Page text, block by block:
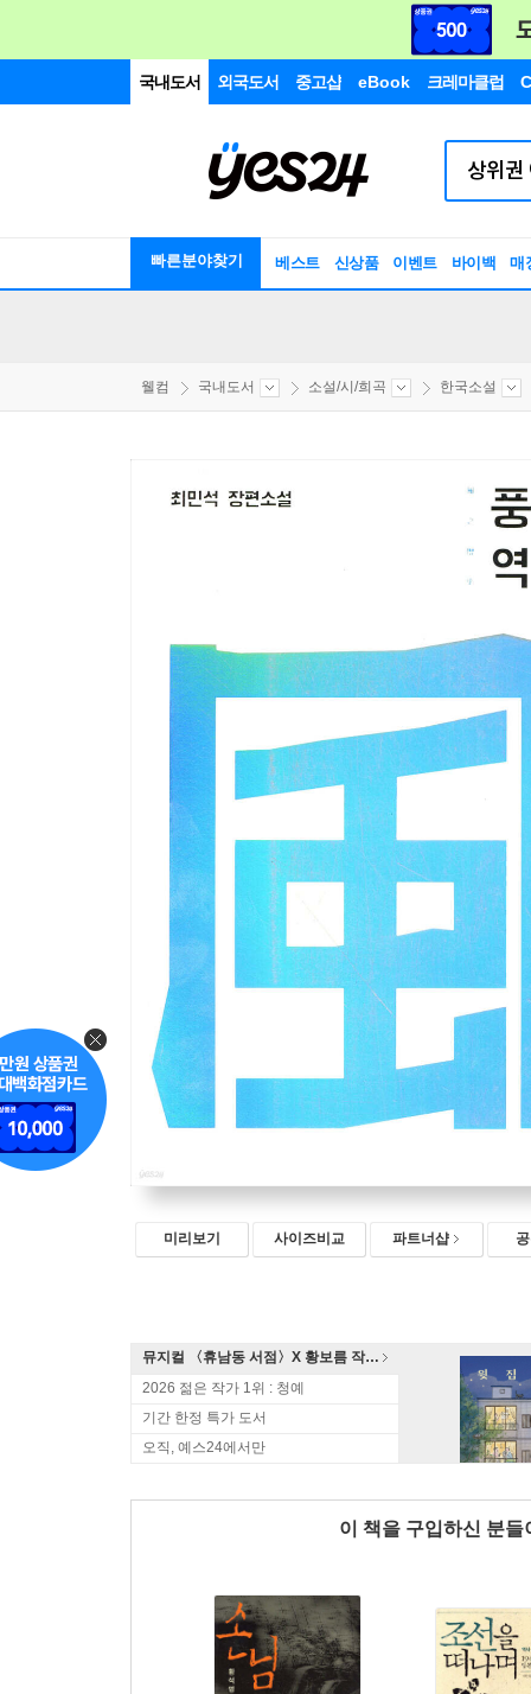
국내도서 외국도서 중고샵 eBook 크레마클럽
빠른분야찾기 베스트 신상품 이벤트 바이백 매
웰컴 국내도서 소설/시/희곡 한국소설
미리보기 사이즈비교 파트너샵
뮤지컬 〈휴남동 서점〉X 황보름 작가 북토크
2026 젊은 작가 1위 : 청예
기간 한정 특가 도서
오직, 예스24에서만
이 책을 구입하신 분